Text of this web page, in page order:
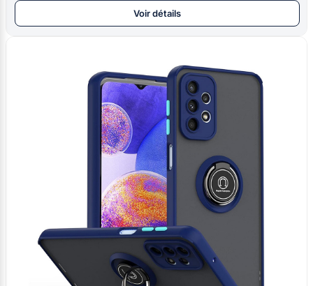
Voir détails